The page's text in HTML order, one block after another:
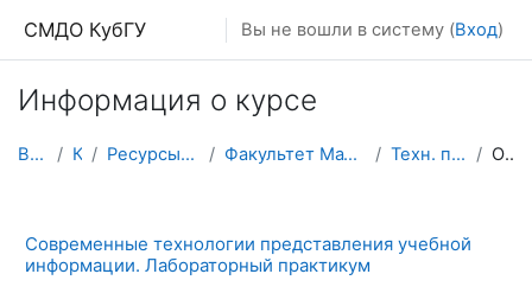
СМДО КубГУ Вы не вошли в систему (Вход)
Информация о курсе
В начало Курсы Ресурсы подразделений КубГУ Факультет Математики и компьютерных наук Техн. предст.информации Описание
Современные технологии представления учебной
информации. Лабораторный практикум